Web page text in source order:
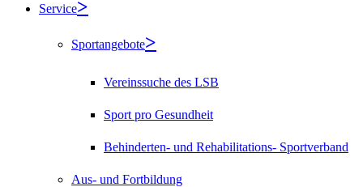
Service
Sportangebote
Vereinssuche des LSB
Sport pro Gesundheit
Behinderten- und Rehabilitations- Sportverband
Aus- und Fortbildung